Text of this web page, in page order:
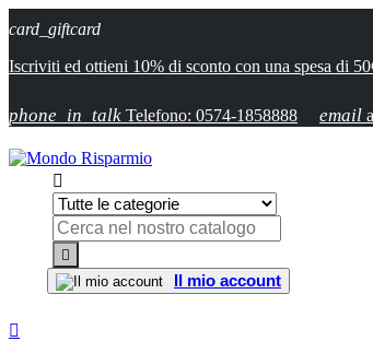
card_giftcard
Iscriviti ed ottieni 10% di sconto con una spesa di
phone_in_talk Telefono: 0574-1858888 email


Il mio account
